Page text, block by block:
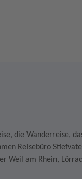
die Wanderreise,
Reisebüro
Weil am Rhein,